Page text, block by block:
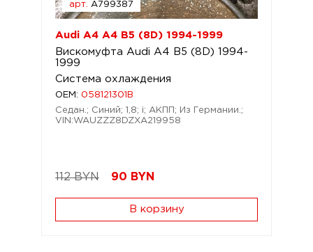
арт. A799387
Audi A4 A4 B5 (8D) 1994-1999
Вискомуфта Audi A4 B5 (8D) 1994-
1999
Система охлаждения
OEM: 058121301B
Седан.; Синий; 1,8; i; АКПП; Из Германии.;
VIN:WAUZZZ8DZXA219958
112 BYN 90 BYN
В корзину